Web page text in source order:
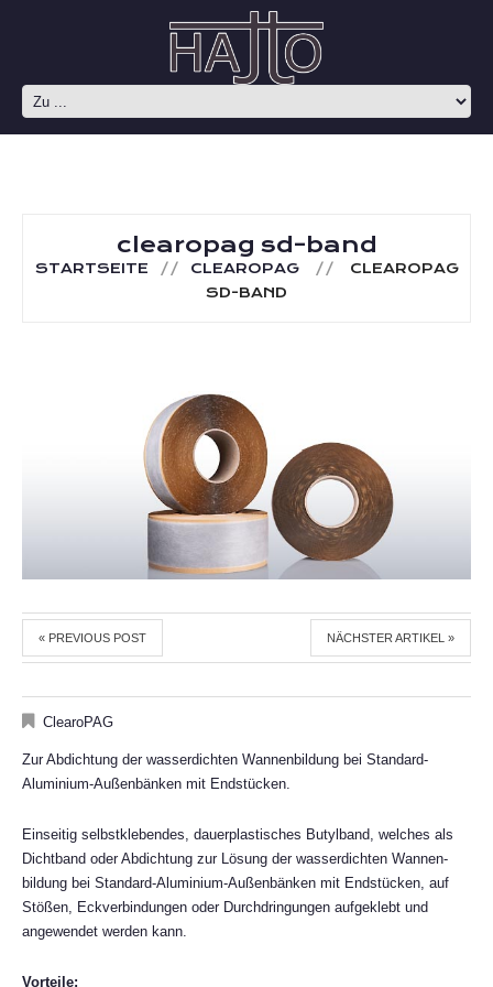
clearopag sd-band
STARTSEITE CLEAROPAG
CLEAROPAG
SD-BAND
« PREVIOUS POST NÄCHSTER ARTIKEL »
ClearoPAG
Zur Abdichtung der wasserdichten Wannenbildung bei Standard-
Aluminium-Außenbänken mit Endstücken.
Einseitig selbstklebendes, dauerplastisches Butylband, welches als
Dichtband oder Abdichtung zur Lösung der wasserdichten Wannen-
bildung bei Standard-Aluminium-Außenbänken mit Endstücken, auf
Stößen, Eckverbindungen oder Durchdringungen aufgeklebt und
angewendet werden kann.
Vorteile: